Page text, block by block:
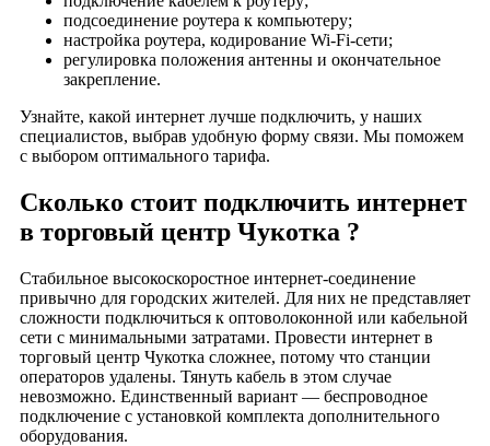
Свиблово
СДМ
Севастополь
Семеновский
сергиев посад
Серпуховской Двор
Сильвер Стоун
Сити
Ским
Славянский
Славянский Мир
Смирновский
Смоленский пассаж
подсоединение роутера к компьютеру;
настройка роутера, кодирование Wi-Fi-сети;
регулировка положения антенны и окончательное
закрепление.
Узнайте, какой интернет лучше подключить, у наших
специалистов, выбрав удобную форму связи. Мы поможем
с выбором оптимального тарифа.
Сколько стоит подключить интернет
в торговый центр Чукотка ?
Стабильное высокоскоростное интернет-соединение
привычно для городских жителей. Для них не представляет
сложности подключиться к оптоволоконной или кабельной
сети с минимальными затратами. Провести интернет в
торговый центр Чукотка сложнее, потому что станции
операторов удалены. Тянуть кабель в этом случае
невозможно. Единственный вариант — беспроводное
подключение с установкой комплекта дополнительного
оборудования.